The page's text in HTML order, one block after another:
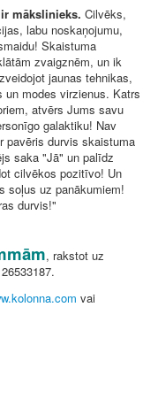
mākslinieks. Cilvēks,
labu noskaņojumu,
Skaistuma
zvaigznēm, un ik
jaunas tehnikas,
modes virzienus. Katrs
atvērs Jums savu
galaktiku! Nav
pavēris durvis skaistuma
saka "Jā" un palīdz
cilvēkos pozitīvo! Un
soļus uz panākumiem!
durvis!"
, rakstot uz
vai